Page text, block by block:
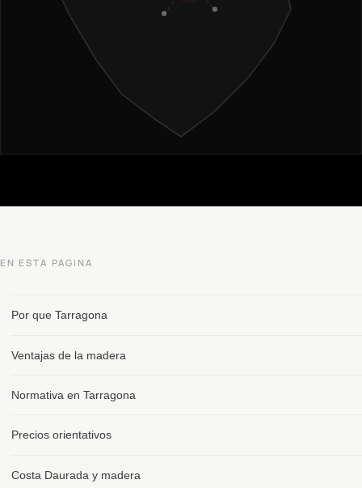
EN ESTA PAGINA
Por que Tarragona
Ventajas de la madera
Normativa en Tarragona
Precios orientativos
Costa Daurada y madera